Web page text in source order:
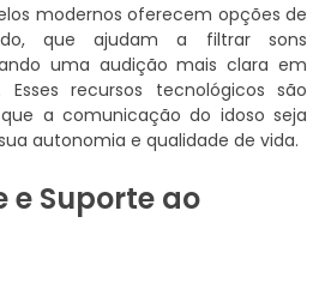
modernos oferecem opções de
que ajudam a filtrar sons
uma audição mais clara em
Esses recursos tecnológicos são
a comunicação do idoso seja
autonomia e qualidade de vida.
e Suporte ao